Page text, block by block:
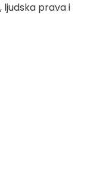
ljudska prava i